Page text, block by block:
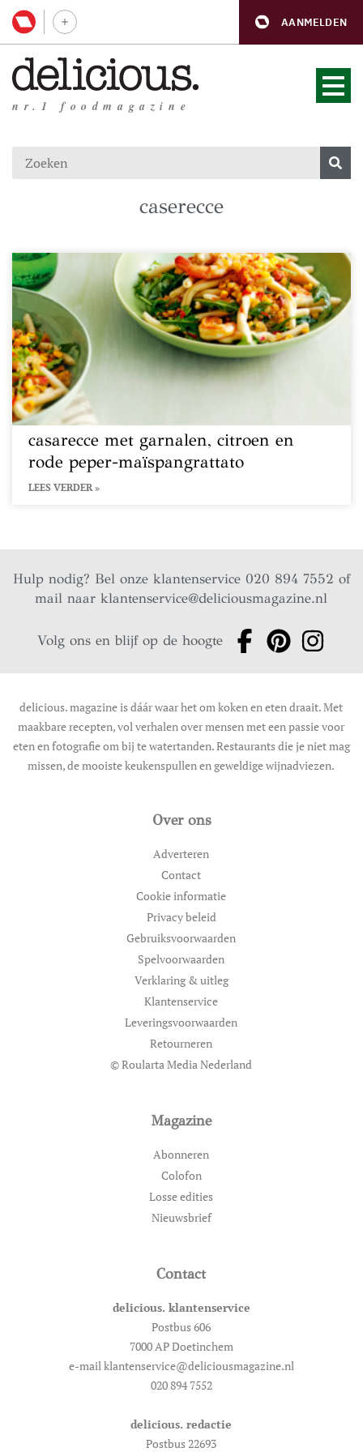
AANMELDEN
nr.1 foodmagazine
caserecce
casarecce met garnalen, citroen en
rode peper-maïspangrattato
LEES VERDER »
Hulp nodig? Bel onze klantenservice 020 894 7552 of
mail naarklantenservice@deliciousmagazine.nl
Volg ons en blijf op de hoogte
delicious. magazine is dáár waar het om koken en eten draait. Met
maakbare recepten, vol verhalen over mensen met een passie voor
eten en fotografie om bij te watertanden. Restaurants die je niet mag
missen, de mooiste keukenspullen en geweldige wijnadviezen.
Over ons
Adverteren
Contact
Cookie informatie
Privacy beleid
Gebruiksvoorwaarden
Spelvoorwaarden
Verklaring & uitleg
Klantenservice
Leveringsvoorwaarden
Retourneren
© Roularta Media Nederland
Magazine
Abonneren
Colofon
Losse edities
Nieuwsbrief
Contact
delicious. klantenservice
Postbus 606
7000 AP Doetinchem
e-mail klantenservice@deliciousmagazine.nl
020 894 7552
delicious. redactie
Postbus 22693